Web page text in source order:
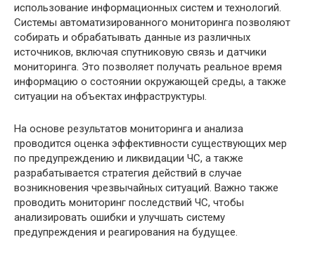
использование информационных систем и технологий.
Системы автоматизированного мониторинга позволяют
собирать и обрабатывать данные из различных
источников, включая спутниковую связь и датчики
мониторинга. Это позволяет получать реальное время
информацию о состоянии окружающей среды, а также
ситуации на объектах инфраструктуры.
На основе результатов мониторинга и анализа
проводится оценка эффективности существующих мер
по предупреждению и ликвидации ЧС, а также
разрабатывается стратегия действий в случае
возникновения чрезвычайных ситуаций. Важно также
проводить мониторинг последствий ЧС, чтобы
анализировать ошибки и улучшать систему
предупреждения и реагирования на будущее.